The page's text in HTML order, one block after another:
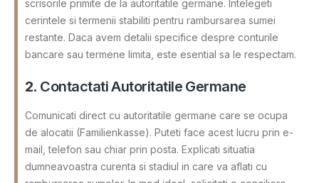
scrisorile primite de la autoritatile germane. Intelegeti
cerintele si termenii stabiliti pentru rambursarea sumei
restante. Daca avem detalii specifice despre conturile
bancare sau termene limita, este esential sa le respectam.
2. Contactati Autoritatile Germane
Comunicati direct cu autoritatile germane care se ocupa
de alocatii (Familienkasse). Puteti face acest lucru prin e-
mail, telefon sau chiar prin posta. Explicati situatia
dumneavoastra curenta si stadiul in care va aflati cu